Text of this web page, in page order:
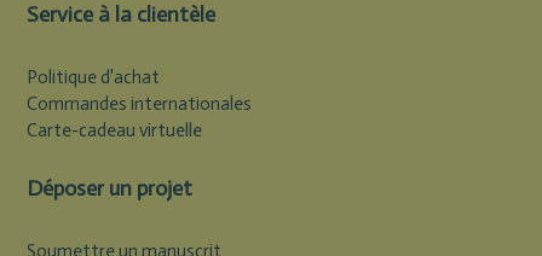
Service à la clientèle
Politique d'achat
Commandes internationales
Carte-cadeau virtuelle
Déposer un projet
Soumettre un manuscrit